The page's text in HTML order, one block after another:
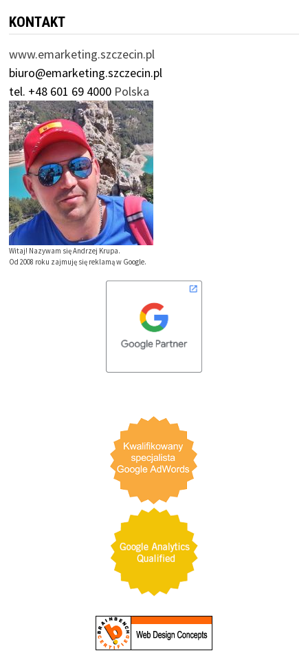
KONTAKT
www.emarketing.szczecin.pl
biuro@emarketing.szczecin.pl
tel. +48 601 69 4000Polska
Witaj! Nazywam się Andrzej Krupa.
Od 2008 roku zajmuję się reklamą w Google.